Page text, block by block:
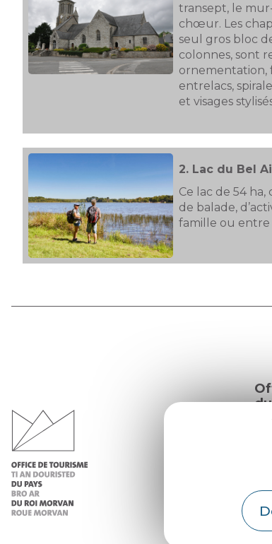
transept, le
chœur. Les
seul gros bloc
colonnes, sont
ornementation,
entrelacs,
et visages
2. Lac du Bel
Ce lac de 54
de balade,
famille ou entre